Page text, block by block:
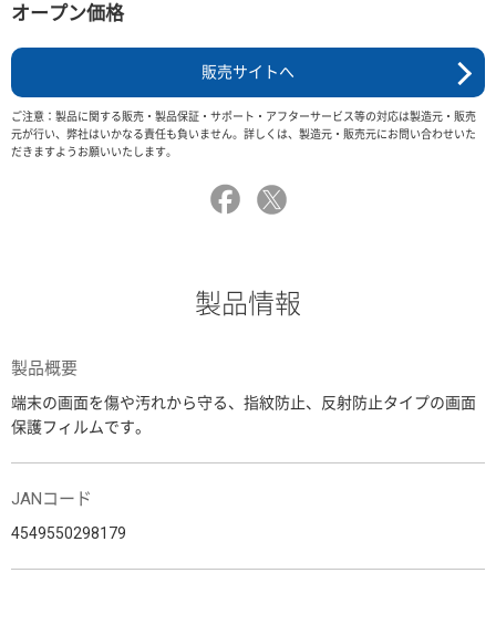
オープン価格
販売サイトへ
ご注意：製品に関する販売・製品保証・サポート・アフターサービス等の対応は製造元・販売
元が行い、弊社はいかなる責任も負いません。詳しくは、製造元・販売元にお問い合わせいた
だきますようお願いいたします。
製品情報
製品概要
端末の画面を傷や汚れから守る、指紋防止、反射防止タイプの画面
保護フィルムです。
JANコード
4549550298179